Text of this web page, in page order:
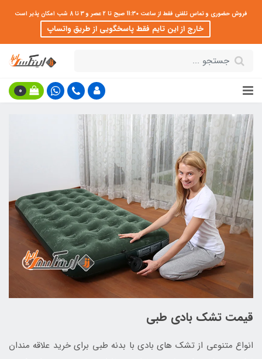
فروش حضوری و تماس تلفنی فقط از ساعت 11:30 صبح تا 2 عصر و 3 تا 8 شب امکان پذیر است
خارج از این تایم فقط پاسخگویی از طریق واتساپ
0
قیمت تشک بادی طبی
انواع متنوعی از تشک های بادی با بدنه طبی برای خرید علاقه مندان